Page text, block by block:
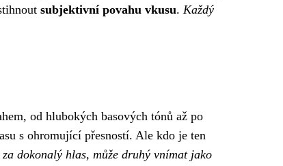
subjektivní povahu vkusu. Každý
od hlubokých basových tónů až po
s ohromující přesností. Ale kdo je ten
dokonalý hlas, může druhý vnímat jako